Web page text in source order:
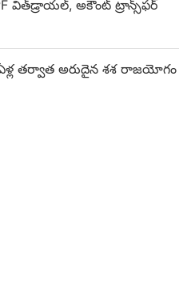
విత్‌డ్రాయల్, అకౌంట్ ట్రాన్స్‌ఫర్
ఏళ్ల తర్వాత అరుదైన శశ రాజయోగం